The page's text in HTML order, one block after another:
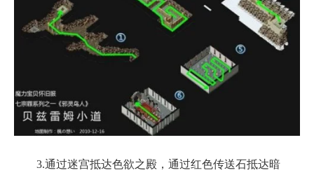
3.通过迷宫抵达色欲之殿，通过红色传送石抵达暗